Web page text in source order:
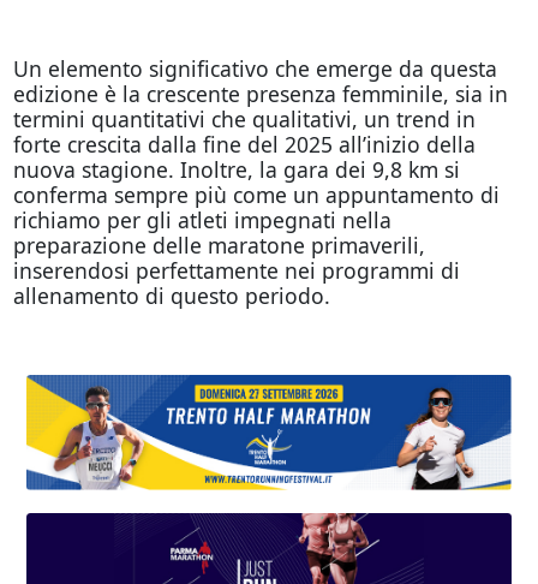
Un elemento significativo che emerge da questa
edizione è la crescente presenza femminile, sia in
termini quantitativi che qualitativi, un trend in
forte crescita dalla fine del 2025 all’inizio della
nuova stagione. Inoltre, la gara dei 9,8 km si
conferma sempre più come un appuntamento di
richiamo per gli atleti impegnati nella
preparazione delle maratone primaverili,
inserendosi perfettamente nei programmi di
allenamento di questo periodo.